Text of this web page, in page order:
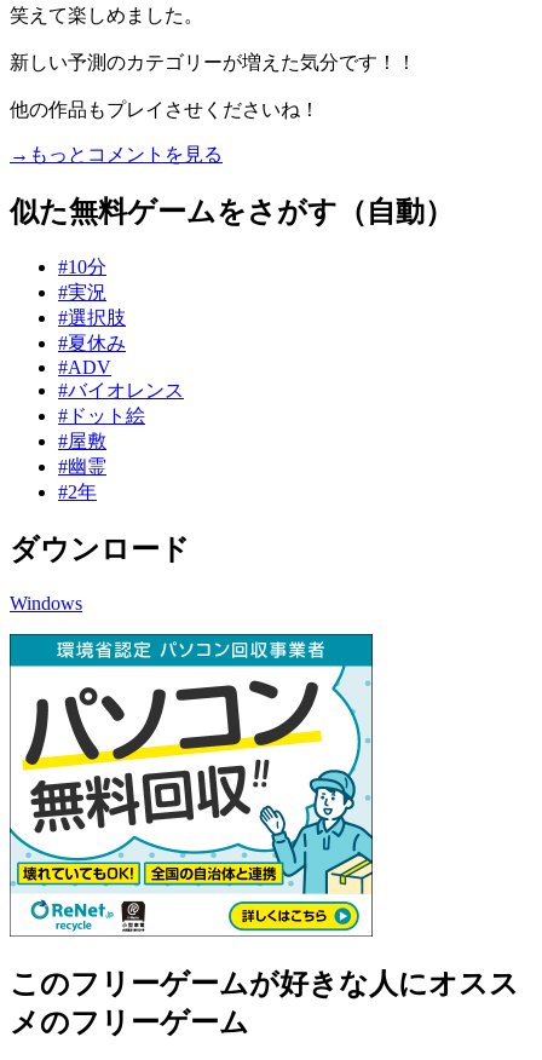
笑えて楽しめました。
新しい予測のカテゴリーが増えた気分です！！
他の作品もプレイさせくださいね！
→もっとコメントを見る
似た無料ゲームをさがす（自動）
#10分
#実況
#選択肢
#夏休み
#ADV
#バイオレンス
#ドット絵
#屋敷
#幽霊
#2年
ダウンロード
Windows
このフリーゲームが好きな人にオスス
メのフリーゲーム